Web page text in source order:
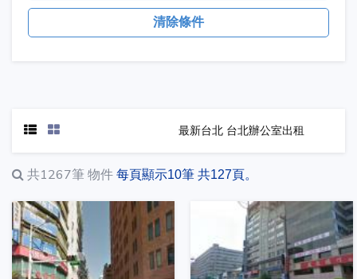
清除條件
最新台北 台北辦公室出租
共1267筆 物件 每頁顯示10筆 共127頁。